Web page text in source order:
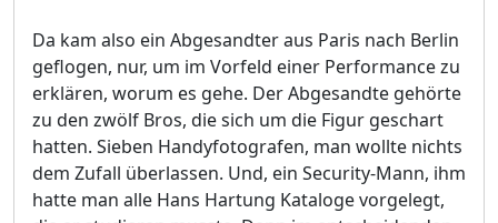
Da kam also ein Abgesandter aus Paris nach Berlin
geflogen, nur, um im Vorfeld einer Performance zu
erklären, worum es gehe. Der Abgesandte gehörte
zu den zwölf Bros, die sich um die Figur geschart
hatten. Sieben Handyfotografen, man wollte nichts
dem Zufall überlassen. Und, ein Security-Mann, ihm
hatte man alle Hans Hartung Kataloge vorgelegt,